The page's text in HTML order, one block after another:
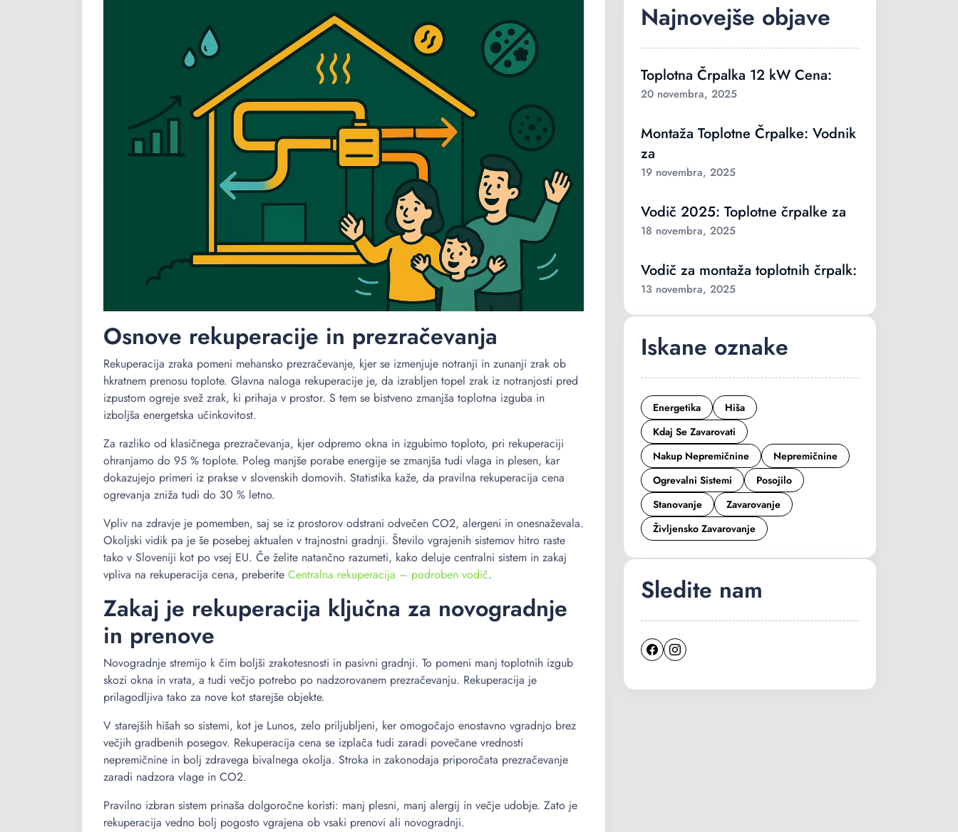
Osnove rekuperacije in prezračevanja
Rekuperacija zraka pomeni mehansko prezračevanje, kjer se izmenjuje notranji in zunanji zrak ob
hkratnem prenosu toplote. Glavna naloga rekuperacije je, da izrabljen topel zrak iz notranjosti pred
izpustom ogreje svež zrak, ki prihaja v prostor. S tem se bistveno zmanjša toplotna izguba in
izboljša energetska učinkovitost.
Za razliko od klasičnega prezračevanja, kjer odpremo okna in izgubimo toploto, pri rekuperaciji
ohranjamo do 95 % toplote. Poleg manjše porabe energije se zmanjša tudi vlaga in plesen, kar
dokazujejo primeri iz prakse v slovenskih domovih. Statistika kaže, da pravilna rekuperacija cena
ogrevanja zniža tudi do 30 % letno.
Vpliv na zdravje je pomemben, saj se iz prostorov odstrani odvečen CO2, alergeni in onesnaževala.
Okoljski vidik pa je še posebej aktualen v trajnostni gradnji. Število vgrajenih sistemov hitro raste
tako v Sloveniji kot po vsej EU. Če želite natančno razumeti, kako deluje centralni sistem in zakaj
vpliva na rekuperacija cena, preberite Centralna rekuperacija – podroben vodič.
Zakaj je rekuperacija ključna za novogradnje
in prenove
Novogradnje stremijo k čim boljši zrakotesnosti in pasivni gradnji. To pomeni manj toplotnih izgub
skozi okna in vrata, a tudi večjo potrebo po nadzorovanem prezračevanju. Rekuperacija je
prilagodljiva tako za nove kot starejše objekte.
V starejših hišah so sistemi, kot je Lunos, zelo priljubljeni, ker omogočajo enostavno vgradnjo brez
večjih gradbenih posegov. Rekuperacija cena se izplača tudi zaradi povečane vrednosti
nepremičnine in bolj zdravega bivalnega okolja. Stroka in zakonodaja priporočata prezračevanje
zaradi nadzora vlage in CO2.
Pravilno izbran sistem prinaša dolgoročne koristi: manj plesni, manj alergij in večje udobje. Zato je
rekuperacija vedno bolj pogosto vgrajena ob vsaki prenovi ali novogradnji.
Najnovejše objave
Toplotna Črpalka 12 kW Cena:
20 novembra, 2025
Montaža Toplotne Črpalke: Vodnik
za
19 novembra, 2025
Vodič 2025: Toplotne črpalke za
18 novembra, 2025
Vodič za montaža toplotnih črpalk:
13 novembra, 2025
Iskane oznake
Energetika
Hiša
Kdaj Se Zavarovati
Nakup Nepremičnine
Nepremičnine
Ogrevalni Sistemi
Posojilo
Stanovanje
Zavarovanje
Življensko Zavarovanje
Sledite nam